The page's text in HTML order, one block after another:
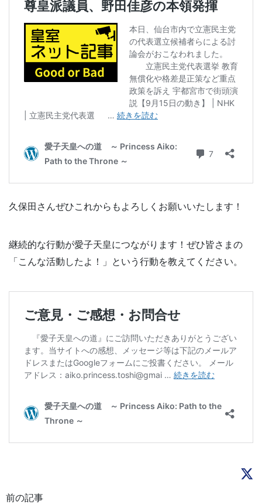
久保田さんぜひこれからもよろしくお願いいたします！
継続的な行動が愛子天皇につながります！ぜひ皆さまの
「こんな活動したよ！」という行動を教えてください。
前の記事